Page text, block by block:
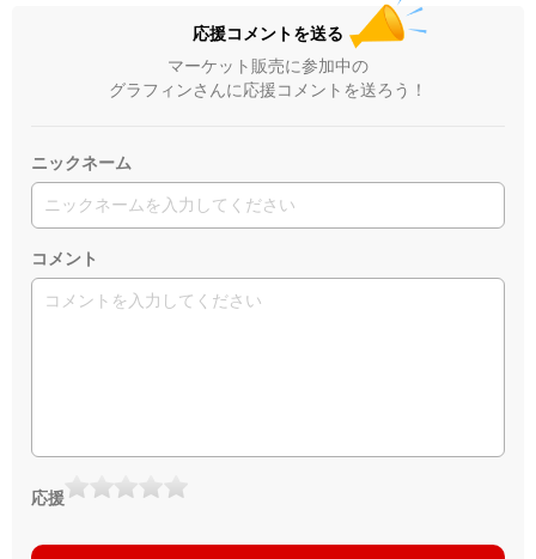
応援コメントを送る
マーケット販売に参加中の
グラフィンさんに応援コメントを送ろう！
ニックネーム
コメント
応援